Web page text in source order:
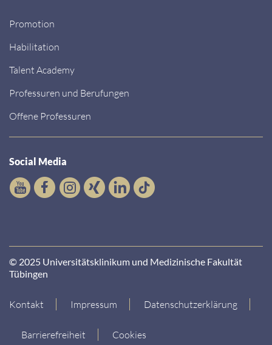
Promotion
Habilitation
Talent Academy
Professuren und Berufungen
Offene Professuren
Social Media
© 2025 Universitätsklinikum und Medizinische Fakultät
Tübingen
Kontakt Impressum Datenschutzerklärung
Barrierefreiheit Cookies